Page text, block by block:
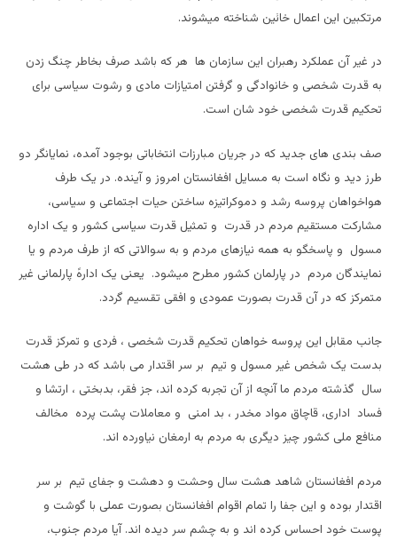
مرتکبین این اعمال خائین شناخته میشوند.
در غیر آن عملکرد رهبران این سازمان ها هر که باشد صرف بخاطر چنگ زدن
به قدرت شخصی و خانوادگی و گرفتن امتیازات مادی و رشوت سیاسی برای
تحکیم قدرت شخصی خود شان است.
صف بندی های جدید که در جریان مبارزات انتخاباتی بوجود آمده، نمایانگر دو
طرز دید و نگاه است به مسایل افغانستان امروز و آینده. در یک طرف
هواخواهان پروسه رشد و دموکراتیزه ساختن حیات اجتماعی و سیاسی،
مشارکت مستقیم مردم در قدرت و تمثیل قدرت سیاسی کشور و یک اداره
مسول و پاسخگو به همه نیازهای مردم و به سوالاتی که از طرف مردم و یا
نمایندگان مردم در پارلمان کشور مطرح میشود. یعنی یک ادارهً پارلمانی غیر
متمرکز که در آن قدرت بصورت عمودی و افقی تقسیم گردد.
جانب مقابل این پروسه خواهان تحکیم قدرت شخصی ، فردی و تمرکز قدرت
بدست یک شخص غیر مسول و تیم بر سر اقتدار می باشد که در طی هشت
سال گذشته مردم ما آنچه از آن تجربه کرده اند، جز فقر، بدبختی ، ارتشا و
فساد اداری، قاچاق مواد مخدر ، بد امنی و معاملات پشت پرده مخالف
منافع ملی کشور چیز دیگری به مردم به ارمغان نیاورده اند.
مردم افغانستان شاهد هشت سال وحشت و دهشت و جفای تیم بر سر
اقتدار بوده و این جفا را تمام اقوام افغانستان بصورت عملی با گوشت و
پوست خود احساس کرده اند و به چشم سر دیده اند. آیا مردم جنوب،